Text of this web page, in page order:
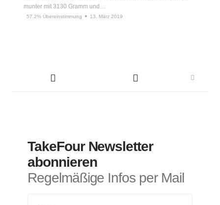
munter mit 3130 Gramm und…
57.2% Übereinstimmung 13. März 2019
TakeFour Newsletter
abonnieren
Regelmäßige Infos per Mail